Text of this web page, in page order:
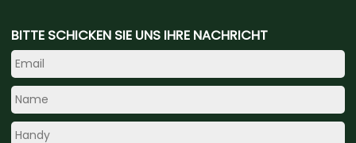
BITTE SCHICKEN SIE UNS IHRE NACHRICHT